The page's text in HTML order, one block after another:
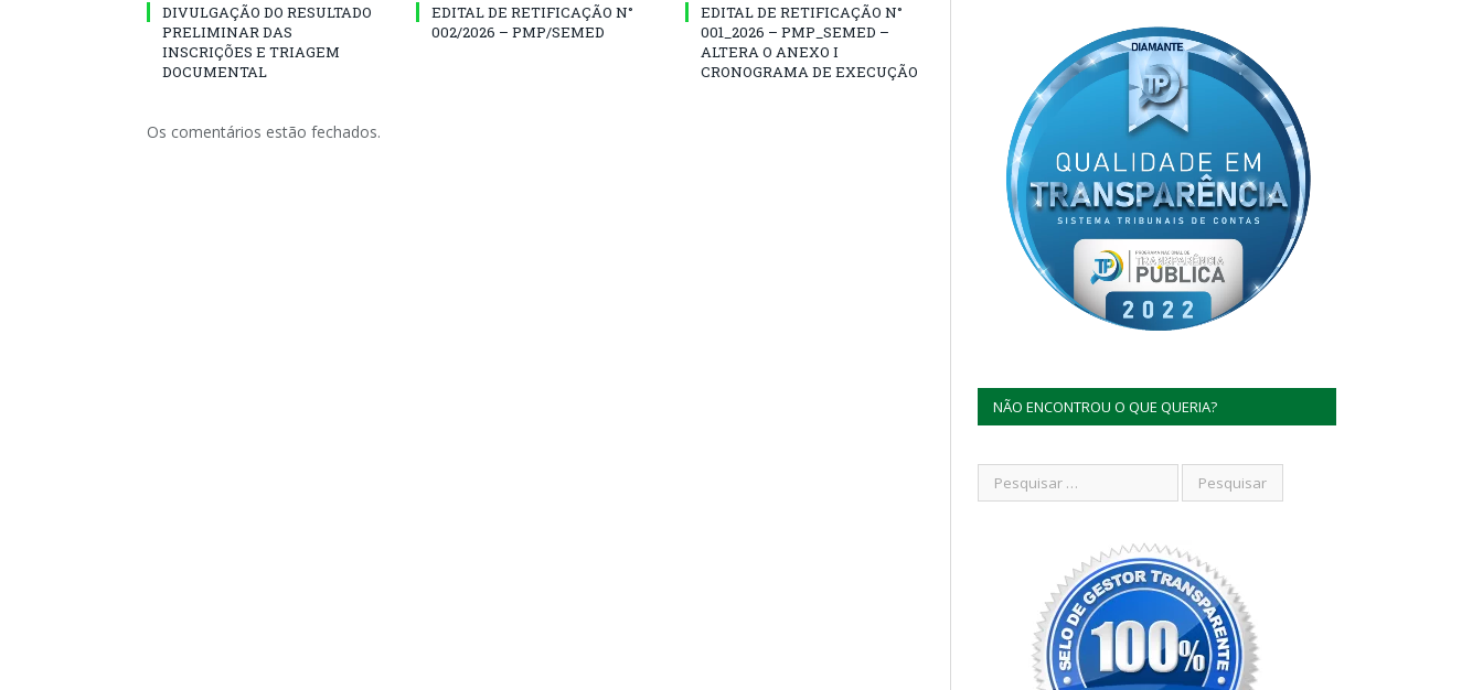
DIVULGAÇÃO DO RESULTADO
PRELIMINAR DAS
INSCRIÇÕES E TRIAGEM
DOCUMENTAL
EDITAL DE RETIFICAÇÃO N°
002/2026 – PMP/SEMED
EDITAL DE RETIFICAÇÃO N°
001_2026 – PMP_SEMED –
ALTERA O ANEXO I
CRONOGRAMA DE EXECUÇÃO
Os comentários estão fechados.
NÃO ENCONTROU O QUE QUERIA?